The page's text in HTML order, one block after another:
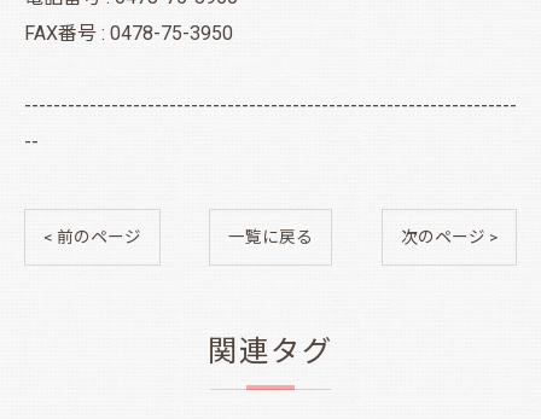
FAX番号 : 0478-75-3950
--------------------------------------------------------------------
--
< 前のページ 一覧に戻る 次のページ >
関連タグ